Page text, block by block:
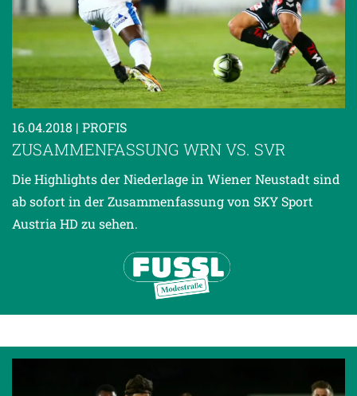
16.04.2018 | PROFIS
ZUSAMMENFASSUNG WRN VS. SVR
Die Highlights der Niederlage in Wiener Neustadt sind
ab sofort in der Zusammenfassung von SKY Sport
Austria HD zu sehen.